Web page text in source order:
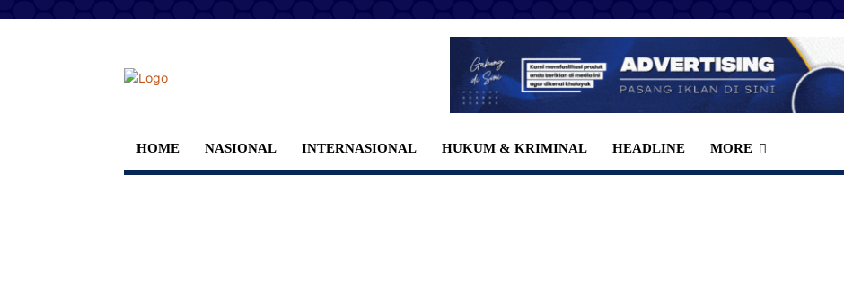
HOME NASIONAL INTERNASIONAL HUKUM & KRIMINAL HEADLINE MORE